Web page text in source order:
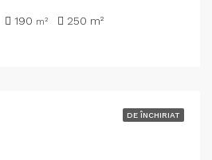
190 m² 250 m²
DE ÎNCHIRIAT